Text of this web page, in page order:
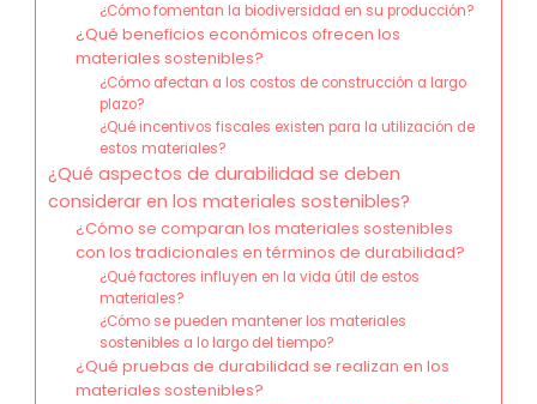
¿Cómo fomentan la biodiversidad en su producción?
¿Qué beneficios económicos ofrecen los
materiales sostenibles?
¿Cómo afectan a los costos de construcción a largo
plazo?
¿Qué incentivos fiscales existen para la utilización de
estos materiales?
¿Qué aspectos de durabilidad se deben
considerar en los materiales sostenibles?
¿Cómo se comparan los materiales sostenibles
con los tradicionales en términos de durabilidad?
¿Qué factores influyen en la vida útil de estos
materiales?
¿Cómo se pueden mantener los materiales
sostenibles a lo largo del tiempo?
¿Qué pruebas de durabilidad se realizan en los
materiales sostenibles?